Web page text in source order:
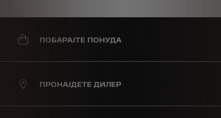
ПОБАРАЈТЕ ПОНУДА
ПРОНАЈДЕТЕ ДИЛЕР